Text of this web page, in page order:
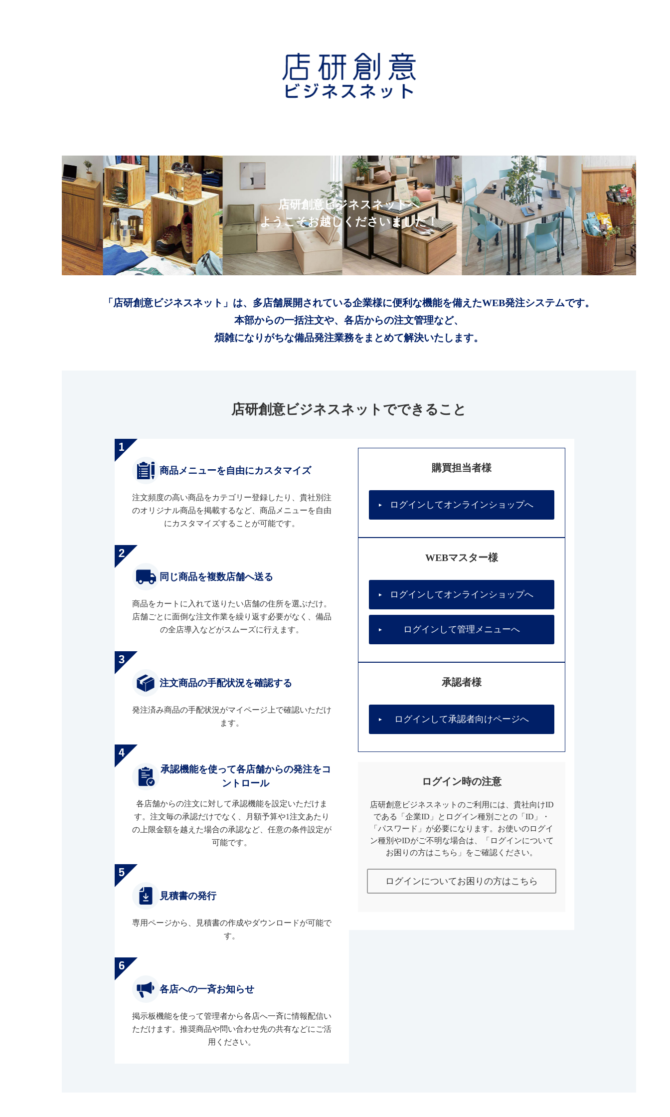
店研創意ビジネスネットへ
ようこそお越しくださいました！
「店研創意ビジネスネット」は、多店舗展開されている企業様に便利な機能を備えたWEB発注システムです。
本部からの一括注文や、各店からの注文管理など、
煩雑になりがちな備品発注業務をまとめて解決いたします。
店研創意ビジネスネットでできること
商品メニューを自由にカスタマイズ
注文頻度の高い商品をカテゴリー登録したり、貴社別注
のオリジナル商品を掲載するなど、商品メニューを自由
にカスタマイズすることが可能です。
同じ商品を複数店舗へ送る
商品をカートに入れて送りたい店舗の住所を選ぶだけ。
店舗ごとに面倒な注文作業を繰り返す必要がなく、備品
の全店導入などがスムーズに行えます。
注文商品の手配状況を確認する
発注済み商品の手配状況がマイページ上で確認いただけ
ます。
承認機能を使って各店舗からの発注をコ
ントロール
各店舗からの注文に対して承認機能を設定いただけま
す。注文毎の承認だけでなく、月額予算や1注文あたり
の上限金額を越えた場合の承認など、任意の条件設定が
可能です。
見積書の発行
専用ページから、見積書の作成やダウンロードが可能で
す。
各店への一斉お知らせ
掲示板機能を使って管理者から各店へ一斉に情報配信い
ただけます。推奨商品や問い合わせ先の共有などにご活
用ください。
購買担当者様
ログインしてオンラインショップへ
WEBマスター様
ログインしてオンラインショップへ
ログインして管理メニューへ
承認者様
ログインして承認者向けページへ
ログイン時の注意
店研創意ビジネスネットのご利用には、貴社向けID
である「企業ID」とログイン種別ごとの「ID」・
「パスワード」が必要になります。お使いのログイ
ン種別やIDがご不明な場合は、「ログインについて
お困りの方はこちら」をご確認ください。
ログインについてお困りの方はこちら